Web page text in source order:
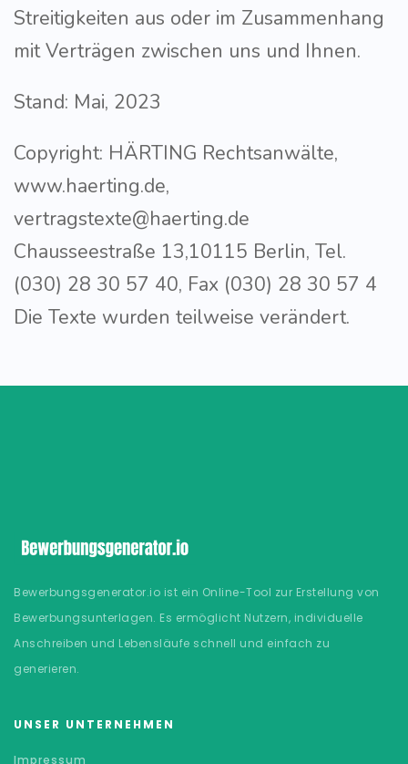
Streitigkeiten aus oder im Zusammenhang
mit Verträgen zwischen uns und Ihnen.
Stand: Mai, 2023
Copyright: HÄRTING Rechtsanwälte,
www.haerting.de,
vertragstexte@haerting.de
Chausseestraße 13,10115 Berlin, Tel.
(030) 28 30 57 40, Fax (030) 28 30 57 4
Die Texte wurden teilweise verändert.
Bewerbungsgenerator.io ist ein Online-Tool zur Erstellung von
Bewerbungsunterlagen. Es ermöglicht Nutzern, individuelle
Anschreiben und Lebensläufe schnell und einfach zu
generieren.
UNSER UNTERNEHMEN
Impressum